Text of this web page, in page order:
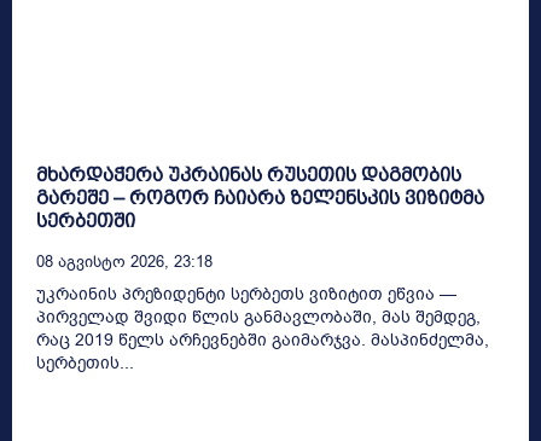
მხარდაჭერა უკრაინას რუსეთის დაგმობის
გარეშე – როგორ ჩაიარა ზელენსკის ვიზიტმა
სერბეთში
08 Აგვისტო 2026, 23:18
უკრაინის პრეზიდენტი სერბეთს ვიზიტით ეწვია —
პირველად შვიდი წლის განმავლობაში, მას შემდეგ,
რაც 2019 წელს არჩევნებში გაიმარჯვა. მასპინძელმა,
სერბეთის...